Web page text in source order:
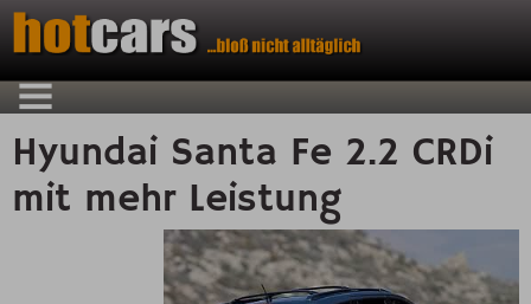
Hyundai Santa Fe 2.2 CRDi
mit mehr Leistung